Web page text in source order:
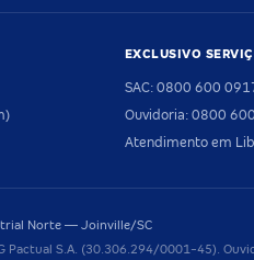
EXCLUSIVO
SAC: 0800 600
Ouvidoria: 0800
Atendimento em
Norte — Joinville/SC
S.A. (30.306.294/0001-45).